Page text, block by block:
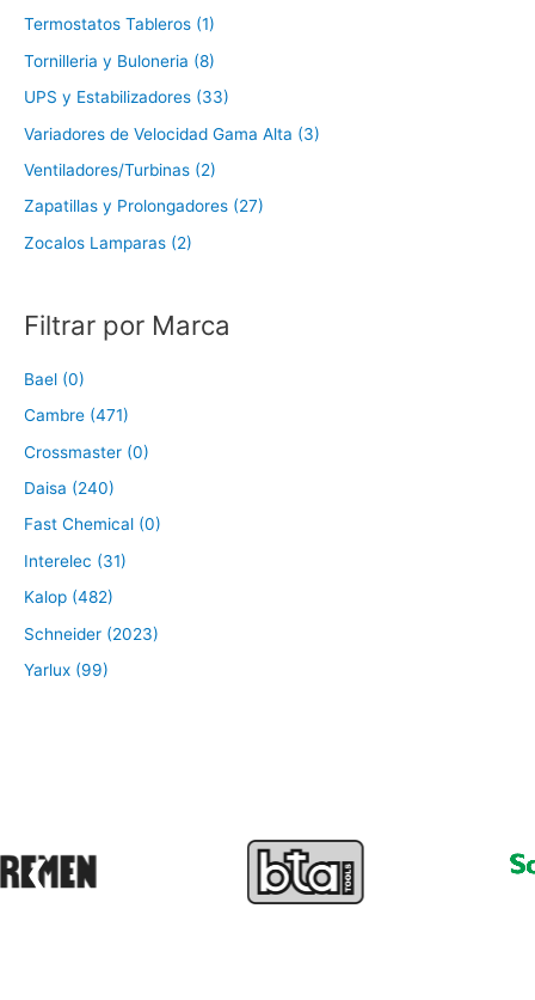
❮ ❯
Termostatos Tableros (1)
Tornilleria y Buloneria (8)
UPS y Estabilizadores (33)
Variadores de Velocidad Gama Alta (3)
Ventiladores/Turbinas (2)
Zapatillas y Prolongadores (27)
Zocalos Lamparas (2)
Filtrar por Marca
Bael (0)
Cambre (471)
Crossmaster (0)
Daisa (240)
Fast Chemical (0)
Interelec (31)
Kalop (482)
Schneider (2023)
Yarlux (99)